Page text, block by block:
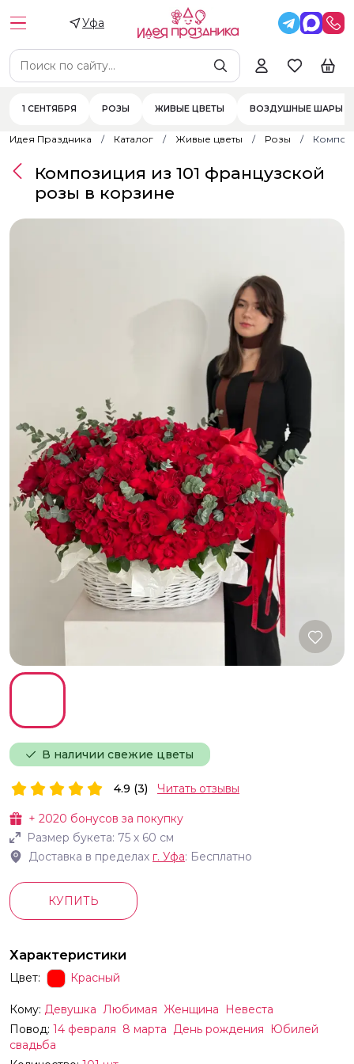
Уфа
1 СЕНТЯБРЯ РОЗЫ ЖИВЫЕ ЦВЕТЫ ВОЗДУШНЫЕ ШАРЫ
Идея Праздника Каталог Живые цветы Розы
В наличии свежие цветы
Композиция из 101 французской
розы в корзине
+ 2020 бонусов за покупку
Размер букета: 75 х 60 см
Доставка в пределах г. Уфа: Бесплатно
4.9 (3) Читать отзывы
КУПИТЬ
Характеристики
Цвет: Красный
Кому: Девушка Любимая Женщина
Невеста
Повод: 14 февраля 8 марта День рождения
Юбилей
свадьба